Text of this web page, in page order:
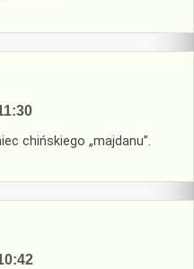
chińskiego „majdanu”.